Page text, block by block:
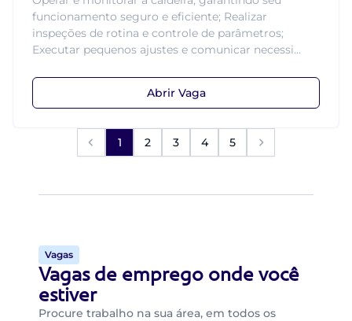
funcionamento seguro e eficiente; Realizar
inspeções de rotina e controle de parâmetros;
Executar pequenos ajustes e comunicar necessi...
Abrir Vaga
1 2 3 4 5
Vagas
Vagas de emprego onde você
estiver
Procure trabalho na sua área, em todos os